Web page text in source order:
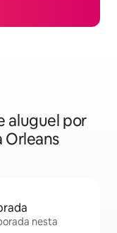
aluguel por
nesta